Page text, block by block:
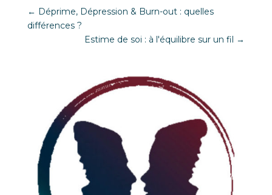
← Déprime, Dépression & Burn-out : quelles
différences ?
Estime de soi : à l'équilibre sur un fil →